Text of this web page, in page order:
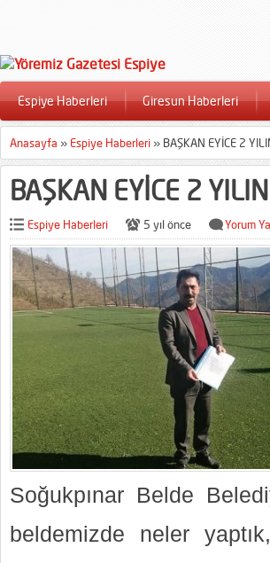
Espiye Haberleri Giresun Haberleri
Anasayfa » Espiye Haberleri » BAŞKAN EYİCE 2
BAŞKAN EYİCE 2
Espiye Haberleri 5 yıl önce Yorum
Soğukpınar Belde
beldemizde neler